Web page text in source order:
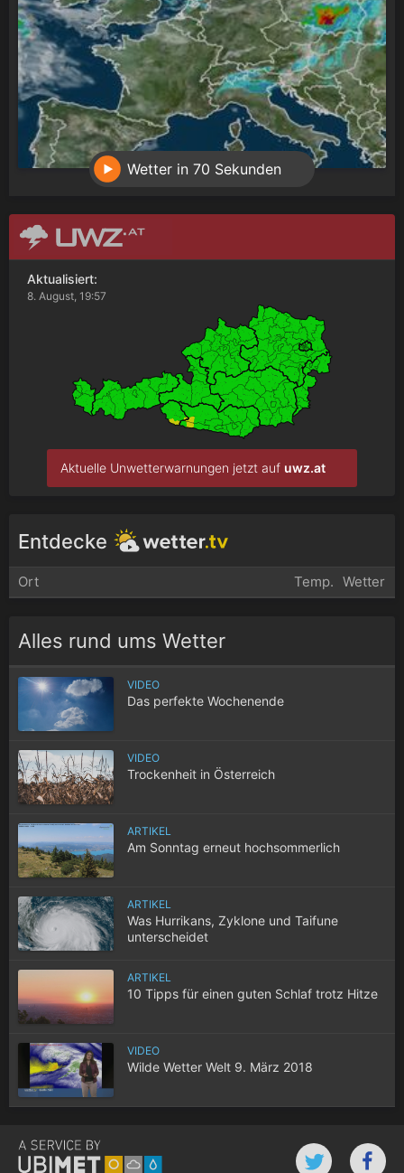
Wetter in 70 Sekunden
Aktualisiert:
8. August, 19:57
Aktuelle Unwetterwarnungen jetzt auf uwz.at
Entdecke
Ort Temp. Wetter
Alles rund ums Wetter
VIDEO
Das perfekte Wochenende
VIDEO
Trockenheit in Österreich
ARTIKEL
Am Sonntag erneut hochsommerlich
ARTIKEL
Was Hurrikans, Zyklone und Taifune
unterscheidet
ARTIKEL
10 Tipps für einen guten Schlaf trotz Hitze
VIDEO
Wilde Wetter Welt 9. März 2018